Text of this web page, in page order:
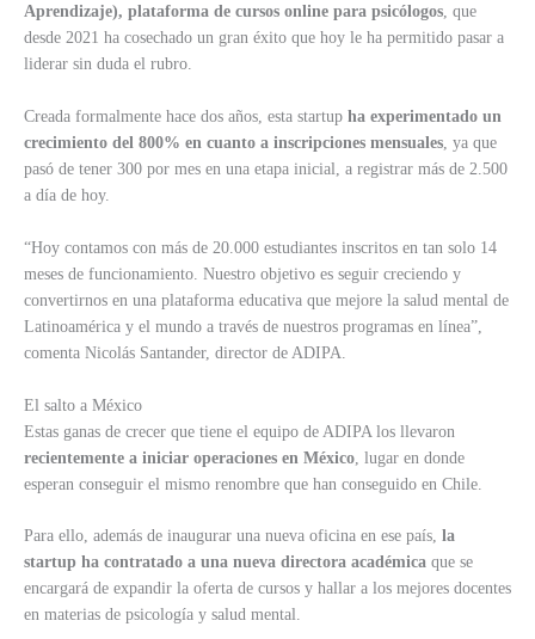
Aprendizaje), plataforma de cursos online para psicólogos , que
desde 2021 ha cosechado un gran éxito que hoy le ha permitido pasar a
liderar sin duda el rubro.
Creada formalmente hace dos años, esta startup ha experimentado un
crecimiento del 800% en cuanto a inscripciones mensuales , ya que
pasó de tener 300 por mes en una etapa inicial, a registrar más de 2.500
a día de hoy.
“Hoy contamos con más de 20.000 estudiantes inscritos en tan solo 14
meses de funcionamiento. Nuestro objetivo es seguir creciendo y
convertirnos en una plataforma educativa que mejore la salud mental de
Latinoamérica y el mundo a través de nuestros programas en línea”,
comenta Nicolás Santander, director de ADIPA.
El salto a México
Estas ganas de crecer que tiene el equipo de ADIPA los llevaron
recientemente a iniciar operaciones en México , lugar en donde
esperan conseguir el mismo renombre que han conseguido en Chile.
Para ello, además de inaugurar una nueva oficina en ese país, la
startup ha contratado a una nueva directora académica que se
encargará de expandir la oferta de cursos y hallar a los mejores docentes
en materias de psicología y salud mental.